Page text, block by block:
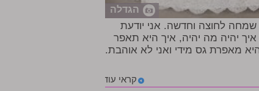
הגדלה
שמחה לחוצה וחדשה. אני יודעת
יהיה מה יהיה, איך היא תאפר
מאפרת גס מידי ואני לא אוהבת.
קראי עוד